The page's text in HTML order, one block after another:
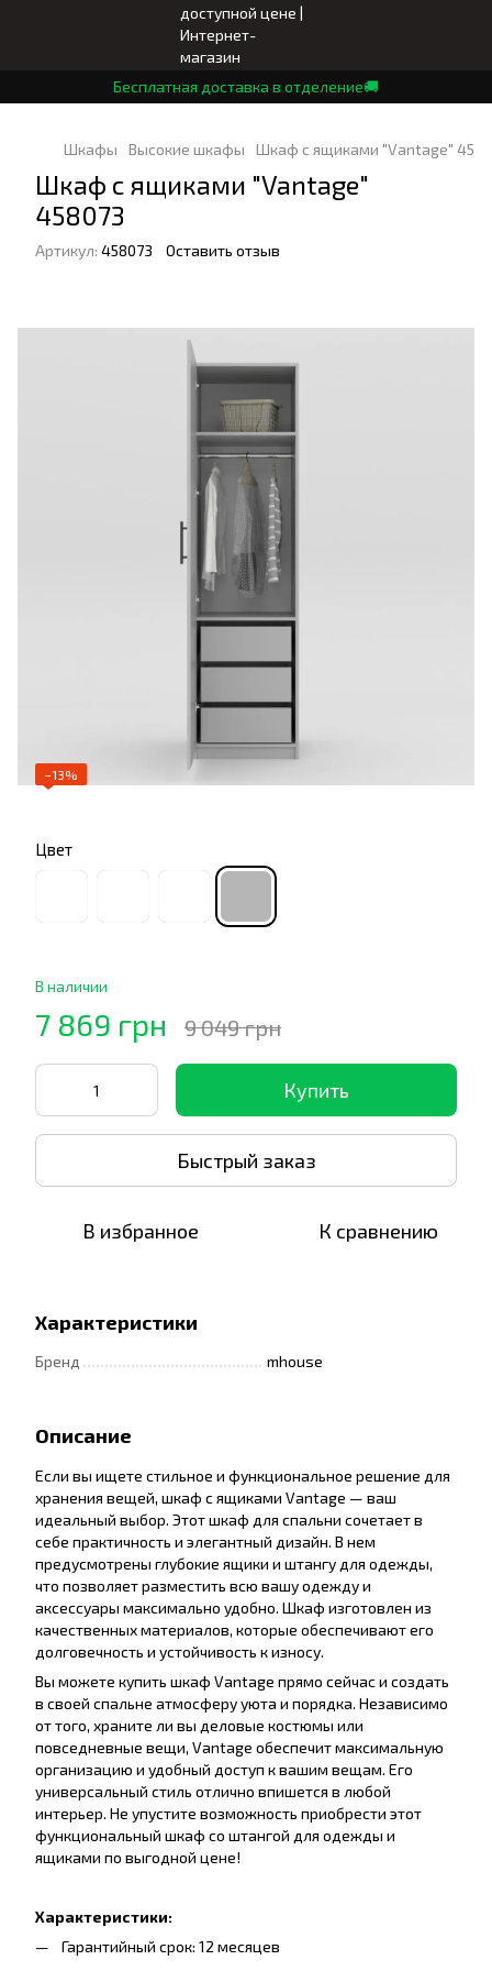
Бесплатная доставка в отделение🚚
Шкафы Высокие шкафы Шкаф с ящиками "Vantage"
Шкаф с ящиками "Vantage"
458073
Артикул: 458073 Оставить отзыв
−13%
Цвет
В наличии
7 869 грн 9 049 грн
Купить
Быстрый заказ
В избранное К сравнению
Характеристики
Бренд mhouse
Описание
Если вы ищете стильное и функциональное решение для
хранения вещей, шкаф с ящиками Vantage — ваш
идеальный выбор. Этот шкаф для спальни сочетает в
себе практичность и элегантный дизайн. В нем
предусмотрены глубокие ящики и штангу для одежды,
что позволяет разместить всю вашу одежду и
аксессуары максимально удобно. Шкаф изготовлен из
качественных материалов, которые обеспечивают его
долговечность и устойчивость к износу.
Вы можете купить шкаф Vantage прямо сейчас и создать
в своей спальне атмосферу уюта и порядка. Независимо
от того, храните ли вы деловые костюмы или
повседневные вещи, Vantage обеспечит максимальную
организацию и удобный доступ к вашим вещам. Его
универсальный стиль отлично впишется в любой
интерьер. Не упустите возможность приобрести этот
функциональный шкаф со штангой для одежды и
ящиками по выгодной цене!
Характеристики:
Гарантийный срок: 12 месяцев